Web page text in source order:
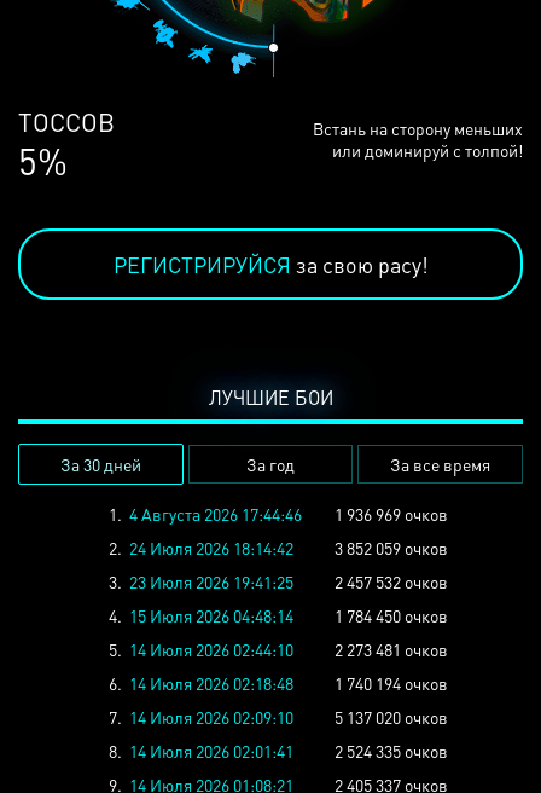
ЛЮДЕЙ
69%
Встань на сторону меньших
или доминируй с толпой!
РЕГИСТРИРУЙСЯ за свою расу!
ЛУЧШИЕ БОИ
За 30 дней За год За все время
1. 4 Августа 2026 17:44:46
1 936 969 очков
2. 24 Июля 2026 18:14:42
3 852 059 очков
3. 23 Июля 2026 19:41:25
2 457 532 очков
4. 15 Июля 2026 04:48:14
1 784 450 очков
5. 14 Июля 2026 02:44:10
2 273 481 очков
6. 14 Июля 2026 02:18:48
1 740 194 очков
7. 14 Июля 2026 02:09:10
5 137 020 очков
8. 14 Июля 2026 02:01:41
2 524 335 очков
9. 14 Июля 2026 01:08:21 2 405 337 очков